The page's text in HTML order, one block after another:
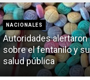
NACIONALES
Autoridades
sobre el fentanilo y
salud pública